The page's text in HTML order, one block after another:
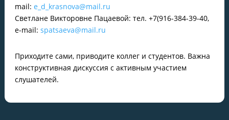
mail: e_d_krasnova@mail.ru
Светлане Викторовне Пацаевой: тел. +7(916-384-39-40,
e-mail: spatsaeva@mail.ru
Приходите сами, приводите коллег и студентов. Важна
конструктивная дискуссия с активным участием
слушателей.